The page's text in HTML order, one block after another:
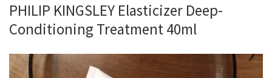
PHILIP KINGSLEY Elasticizer Deep-
Conditioning Treatment 40ml